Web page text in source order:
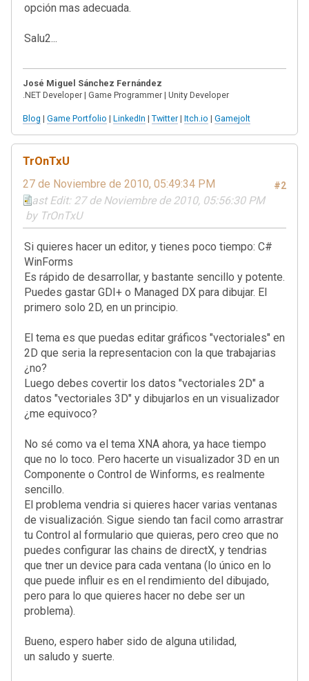
opción mas adecuada.
Salu2...
José Miguel Sánchez Fernández
.NET Developer | Game Programmer | Unity Developer
Blog | Game Portfolio | LinkedIn | Twitter | Itch.io | Gamejolt
TrOnTxU
#2
27 de Noviembre de 2010, 05:49:34 PM
Last Edit: 27 de Noviembre de 2010, 05:56:30 PM
by TrOnTxU
Si quieres hacer un editor, y tienes poco tiempo: C#
WinForms
Es rápido de desarrollar, y bastante sencillo y potente.
Puedes gastar GDI+ o Managed DX para dibujar. El
primero solo 2D, en un principio.
El tema es que puedas editar gráficos "vectoriales" en
2D que seria la representacion con la que trabajarias
¿no?
Luego debes covertir los datos "vectoriales 2D" a
datos "vectoriales 3D" y dibujarlos en un visualizador
¿me equivoco?
No sé como va el tema XNA ahora, ya hace tiempo
que no lo toco. Pero hacerte un visualizador 3D en un
Componente o Control de Winforms, es realmente
sencillo.
El problema vendria si quieres hacer varias ventanas
de visualización. Sigue siendo tan facil como arrastrar
tu Control al formulario que quieras, pero creo que no
puedes configurar las chains de directX, y tendrias
que tner un device para cada ventana (lo único en lo
que puede influir es en el rendimiento del dibujado,
pero para lo que quieres hacer no debe ser un
problema).
Bueno, espero haber sido de alguna utilidad,
un saludo y suerte.